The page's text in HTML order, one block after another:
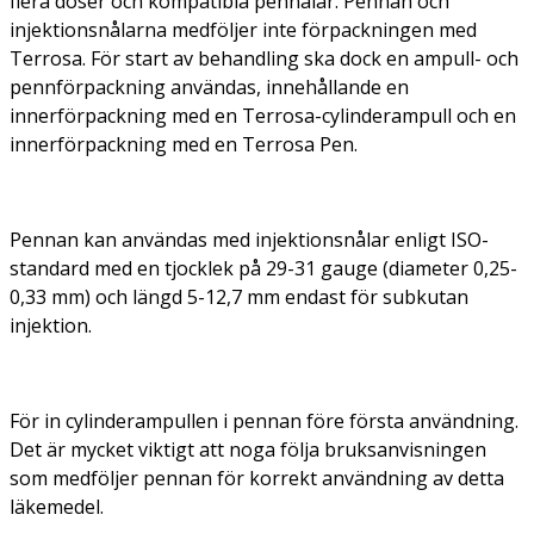
injektionsnålarna medföljer inte förpackningen med
Terrosa. För start av behandling ska dock en ampull- och
pennförpackning användas, innehållande en
innerförpackning med en Terrosa-cylinderampull och en
innerförpackning med en Terrosa Pen.
Pennan kan användas med injektionsnålar enligt ISO-
standard med en tjocklek på 29-31 gauge (diameter 0,25-
0,33 mm) och längd 5-12,7 mm endast för subkutan
injektion.
För in cylinderampullen i pennan före första användning.
Det är mycket viktigt att noga följa bruksanvisningen
som medföljer pennan för korrekt användning av detta
läkemedel.